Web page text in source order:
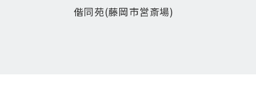
偕同苑(藤岡市営斎場)